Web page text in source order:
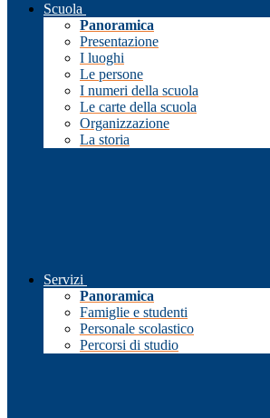
Scuola
Panoramica
Presentazione
I luoghi
Le persone
I numeri della scuola
Le carte della scuola
Organizzazione
La storia
Servizi
Panoramica
Famiglie e studenti
Personale scolastico
Percorsi di studio